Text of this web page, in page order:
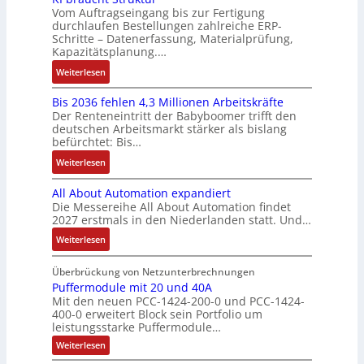
n
t
w
i
c
k
l
u
n
g
o
s
i
t
i
v
e
M
o
m
e
n
t
a
u
f
n
a
h
m
e
,
g
b
o
t
i
k
n
i
n
F
a
n
u
c
C
N
C
-
S
y
s
t
e
m
e
-
G
e
s
c
h
ä
f
t
s
f
h
r
e
r
u
m
V
o
r
s
s
t
è
m
e
s
:
Q
2
-
E
r
g
e
b
n
i
s
s
e
b
e
s
r
V
e
r
t
r
i
e
b
s
-
u
n
d
M
a
r
k
e
t
i
n
g
Vom Auftragseingang bis zur Fertigung
durchlaufen Bestellungen zahlreiche ERP-
Schritte – Datenerfassung, Materialprüfung,
Kapazitätsplanung.…
Weiterlesen:
K
I
b
r
a
u
c
h
t
S
t
r
u
k
t
u
r
Bis 2036 fehlen 4,3 Millionen Arbeitskräfte
Der Renteneintritt der Babyboomer trifft den
deutschen Arbeitsmarkt stärker als bislang
befürchtet: Bis…
Weiterlesen:
B
i
s
2
0
3
6
f
e
h
l
e
All About Automation expandiert
Die Messereihe All About Automation findet
2027 erstmals in den Niederlanden statt. Und…
Weiterlesen:
A
l
l
A
b
o
u
Überbrückung von Netzunterbrechnungen
Puffermodule mit 20 und 40A
Mit den neuen PCC-1424-200-0 und PCC-1424-
400-0 erweitert Block sein Portfolio um
leistungsstarke Puffermodule…
Weiterlesen:
P